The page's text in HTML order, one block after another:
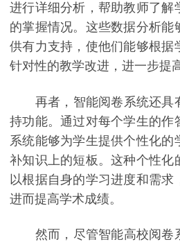
进行详细分析，帮助教师了解
的掌握情况。这些数据分析能
供有力支持，使他们能够根据
针对性的教学改进，进一步提
再者，智能阅卷系统还具
持功能。通过对每个学生的作
系统能够为学生提供个性化的
补知识上的短板。这种个性化
以根据自身的学习进度和需求
进而提高学术成绩。
然而，尽管智能高校阅卷